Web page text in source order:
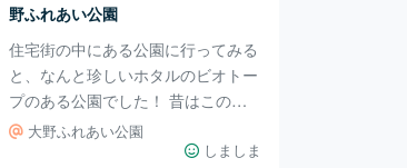
野ふれあい公園
住宅街の中にある公園に行ってみる
と、なんと珍しいホタルのビオトー
プのある公園でした！ 昔はこの高
松市大野周辺は田んぼが多く、水生
生物がたくさんいたようです。 ま
大野ふれあい公園
しましま